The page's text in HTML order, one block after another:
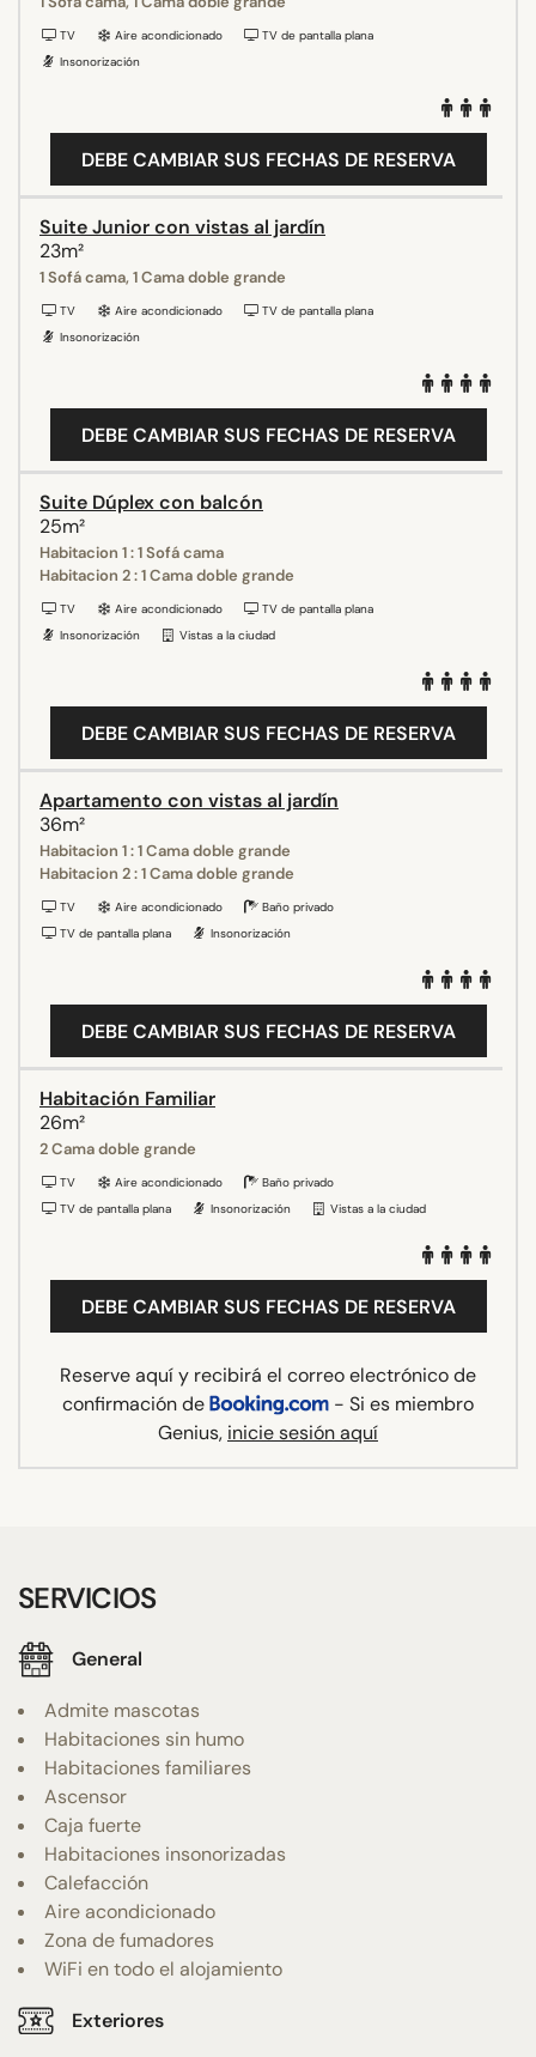
TV Aire acondicionado
TV de pantalla plana
Insonorización
DEBE CAMBIAR SUS FECHAS DE RESERVA
Suite Junior con vistas al jardín
23m²
1 Sofá cama, 1 Cama doble grande
TV Aire acondicionado
TV de pantalla plana
Insonorización
DEBE CAMBIAR SUS FECHAS DE RESERVA
Suite Dúplex con balcón
25m²
Habitacion 1 : 1 Sofá cama
Habitacion 2 : 1 Cama doble grande
TV Aire acondicionado
TV de pantalla plana
Insonorización
Vistas a la ciudad
DEBE CAMBIAR SUS FECHAS DE RESERVA
Apartamento con vistas al jardín
36m²
Habitacion 1 : 1 Cama doble grande
Habitacion 2 : 1 Cama doble grande
TV Aire acondicionado
Baño privado
TV de pantalla plana
Insonorización
DEBE CAMBIAR SUS FECHAS DE RESERVA
Habitación Familiar
26m²
2 Cama doble grande
TV Aire acondicionado
Baño privado
TV de pantalla plana
Insonorización Vistas a la ciudad
DEBE CAMBIAR SUS FECHAS DE RESERVA
Reserve aquí y recibirá el correo electrónico de
confirmación de
- Si es miembro
Genius, inicie sesión aquí
SERVICIOS
General
Admite mascotas
Habitaciones sin humo
Habitaciones familiares
Ascensor
Caja fuerte
Habitaciones insonorizadas
Calefacción
Aire acondicionado
Zona de fumadores
WiFi en todo el alojamiento
Exteriores